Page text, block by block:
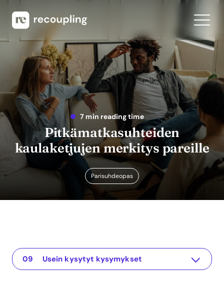
7 min reading time
Pitkämatkasuhteiden
kaulaketjujen merkitys pareille
Parisuhdeopas
Mikä on pitkämatkasuhteiden kaulaketju?
The app for your relationship
Warum sind longa matkasuhteiden kaulaketjut tärkeitä?
Emotionaaliset edut kaulaketjusta
Teknisiä selityksiä pitkämatkasuhteiden koruista
Praktiset esimerkit pitkämatkasuhteiden kaulaketjuista
Pitkämatkasuhteen kaulaketjun ROI-edut
Lisähuomiot etäsuhteisiin
Usein kysytyt kysymykset